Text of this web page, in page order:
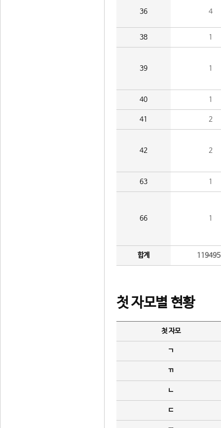
36 4
38 1
39 1
40 1
41 2
42 2
63 1
66 1
합계
첫 자모별 현황
첫 자모
ㄱ
ㄲ
ㄴ
ㄷ